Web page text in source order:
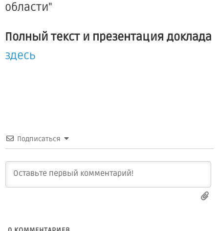
области"
Полный текст и презентация доклада
здесь
Подписаться